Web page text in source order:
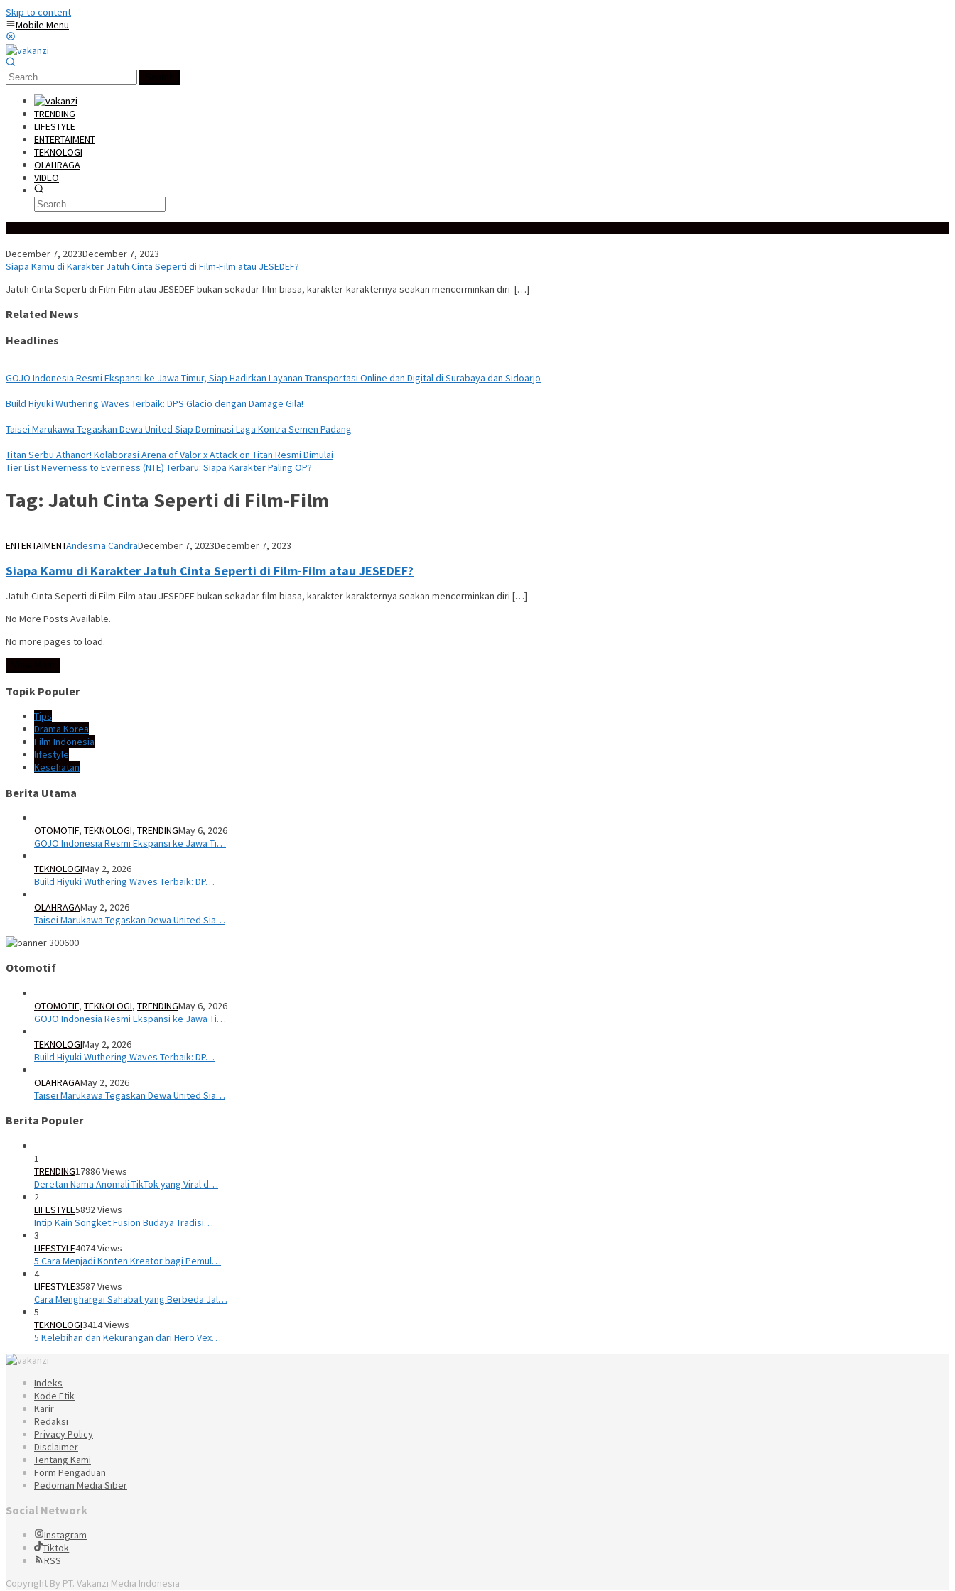
Skip to content
Mobile Menu
TRENDING
LIFESTYLE
ENTERTAIMENT
TEKNOLOGI
OLAHRAGA
VIDEO
December 7, 2023December 7, 2023
Siapa Kamu di Karakter Jatuh Cinta Seperti di Film-Film atau JESEDEF?
Jatuh Cinta Seperti di Film-Film atau JESEDEF bukan sekadar film biasa, karakter-karakternya seakan mencerminkan diri […]
Related News
Headlines
GOJO Indonesia Resmi Ekspansi ke Jawa Timur, Siap Hadirkan Layanan Transportasi Online dan Digital di Surabaya dan Sidoarjo
Build Hiyuki Wuthering Waves Terbaik: DPS Glacio dengan Damage Gila!
Taisei Marukawa Tegaskan Dewa United Siap Dominasi Laga Kontra Semen Padang
Titan Serbu Athanor! Kolaborasi Arena of Valor x Attack on Titan Resmi Dimulai
Tier List Neverness to Everness (NTE) Terbaru: Siapa Karakter Paling OP?
Tag: Jatuh Cinta Seperti di Film-Film
ENTERTAIMENTAndesma CandraDecember 7, 2023December 7, 2023
Siapa Kamu di Karakter Jatuh Cinta Seperti di Film-Film atau JESEDEF?
Jatuh Cinta Seperti di Film-Film atau JESEDEF bukan sekadar film biasa, karakter-karakternya seakan mencerminkan diri […]
No More Posts Available.
No more pages to load.
Topik Populer
Tips
Drama Korea
Film Indonesia
lifestyle
Kesehatan
Berita Utama
OTOMOTIF, TEKNOLOGI, TRENDINGMay 6, 2026
GOJO Indonesia Resmi Ekspansi ke Jawa Ti…
TEKNOLOGIMay 2, 2026
Build Hiyuki Wuthering Waves Terbaik: DP…
OLAHRAGAMay 2, 2026
Taisei Marukawa Tegaskan Dewa United Sia…
Otomotif
OTOMOTIF, TEKNOLOGI, TRENDINGMay 6, 2026
GOJO Indonesia Resmi Ekspansi ke Jawa Ti…
TEKNOLOGIMay 2, 2026
Build Hiyuki Wuthering Waves Terbaik: DP…
OLAHRAGAMay 2, 2026
Taisei Marukawa Tegaskan Dewa United Sia…
Berita Populer
1
TRENDING17886 Views
Deretan Nama Anomali TikTok yang Viral d…
2
LIFESTYLE5892 Views
Intip Kain Songket Fusion Budaya Tradisi…
3
LIFESTYLE4074 Views
5 Cara Menjadi Konten Kreator bagi Pemul…
4
LIFESTYLE3587 Views
Cara Menghargai Sahabat yang Berbeda Jal…
5
TEKNOLOGI3414 Views
5 Kelebihan dan Kekurangan dari Hero Vex…
Indeks
Kode Etik
Karir
Redaksi
Privacy Policy
Disclaimer
Tentang Kami
Form Pengaduan
Pedoman Media Siber
Social Network
Instagram
Tiktok
RSS
Copyright By PT. Vakanzi Media Indonesia